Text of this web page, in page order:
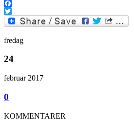
Facebook
Twitter
fredag
24
februar 2017
0
KOMMENTARER